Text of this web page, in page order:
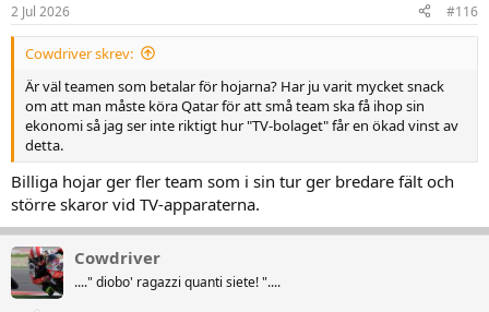
e
r
2 Jul 2026 #116
Cowdriver skrev:
Är väl teamen som betalar för hojarna? Har ju varit mycket snack
om att man måste köra Qatar för att små team ska få ihop sin
ekonomi så jag ser inte riktigt hur "TV-bolaget" får en ökad vinst av
detta.
Billiga hojar ger fler team som i sin tur ger bredare fält och
större skaror vid TV-apparaterna.
Cowdriver
...." diobo' ragazzi quanti siete! "....